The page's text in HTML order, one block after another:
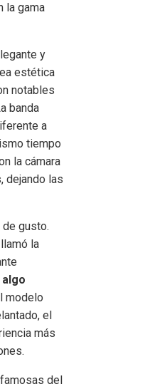
la gama
y
estética
notables
banda
a
tiempo
la cámara
dejando las
de gusto.
la
algo
modelo
el
más
del